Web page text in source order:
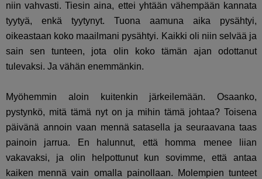
niin vahvasti. Tiesin aina, ettei yhtään vähempään kannata
tyytyä, enkä tyytynyt. Tuona aamuna aika pysähtyi,
oikeastaan koko maailmani pysähtyi. Kaikki oli niin selvää ja
sain sen tunteen, jota olin koko tämän ajan odottanut
tulevaksi. Ja vähän enemmänkin.
Myöhemmin aloin kuitenkin järkeilemään. Osaanko,
pystynkö, mitä tämä nyt on ja mihin tämä johtaa? Toisena
päivänä annoin vaan mennä satasella ja seuraavana taas
painoin jarrua. En halunnut, että homma menee liian
vakavaksi, ja olin helpottunut kun sovimme, että antaa
kaiken mennä vain omalla painollaan. Molempien tunteet